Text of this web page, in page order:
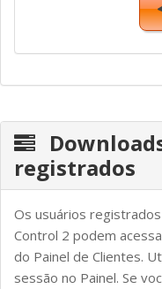
registrados
Os usuários
Control 2 podem
do Painel de Clientes.
sessão no Painel. Se